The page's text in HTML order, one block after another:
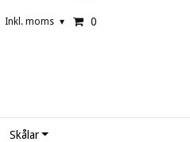
Inkl. moms ▾ 0
Skålar